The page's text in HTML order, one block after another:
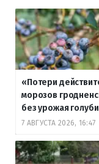
«Потери
морозов
без урожая
7 АВГУСТА 2026, 16:47